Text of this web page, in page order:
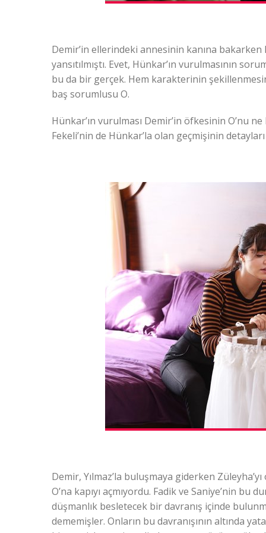
Demir’in ellerindeki annesinin kanına
yansıtılmıştı. Evet, Hünkar’ın vurulmasının
bu da bir gerçek. Hem karakterinin
baş sorumlusu O.
Hünkar’ın vurulması Demir’in öfkesinin O’nu
Fekeli’nin de Hünkar’la olan geçmişinin
Demir, Yılmaz’la buluşmaya giderken
O’na kapıyı açmıyordu. Fadik ve Saniye’nin bu
düşmanlık besletecek bir davranış içinde
dememişler. Onların bu davranışının altında